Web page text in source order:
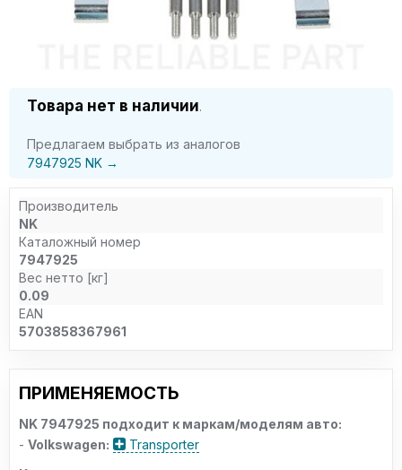
Товара нет в наличии.
Предлагаем выбрать из аналогов
7947925 NK →
Производитель
NK
Каталожный номер
7947925
Вес нетто [кг]
0.09
EAN
5703858367961
ПРИМЕНЯЕМОСТЬ
NK 7947925 подходит к маркам/моделям авто:
- Volkswagen:
Transporter